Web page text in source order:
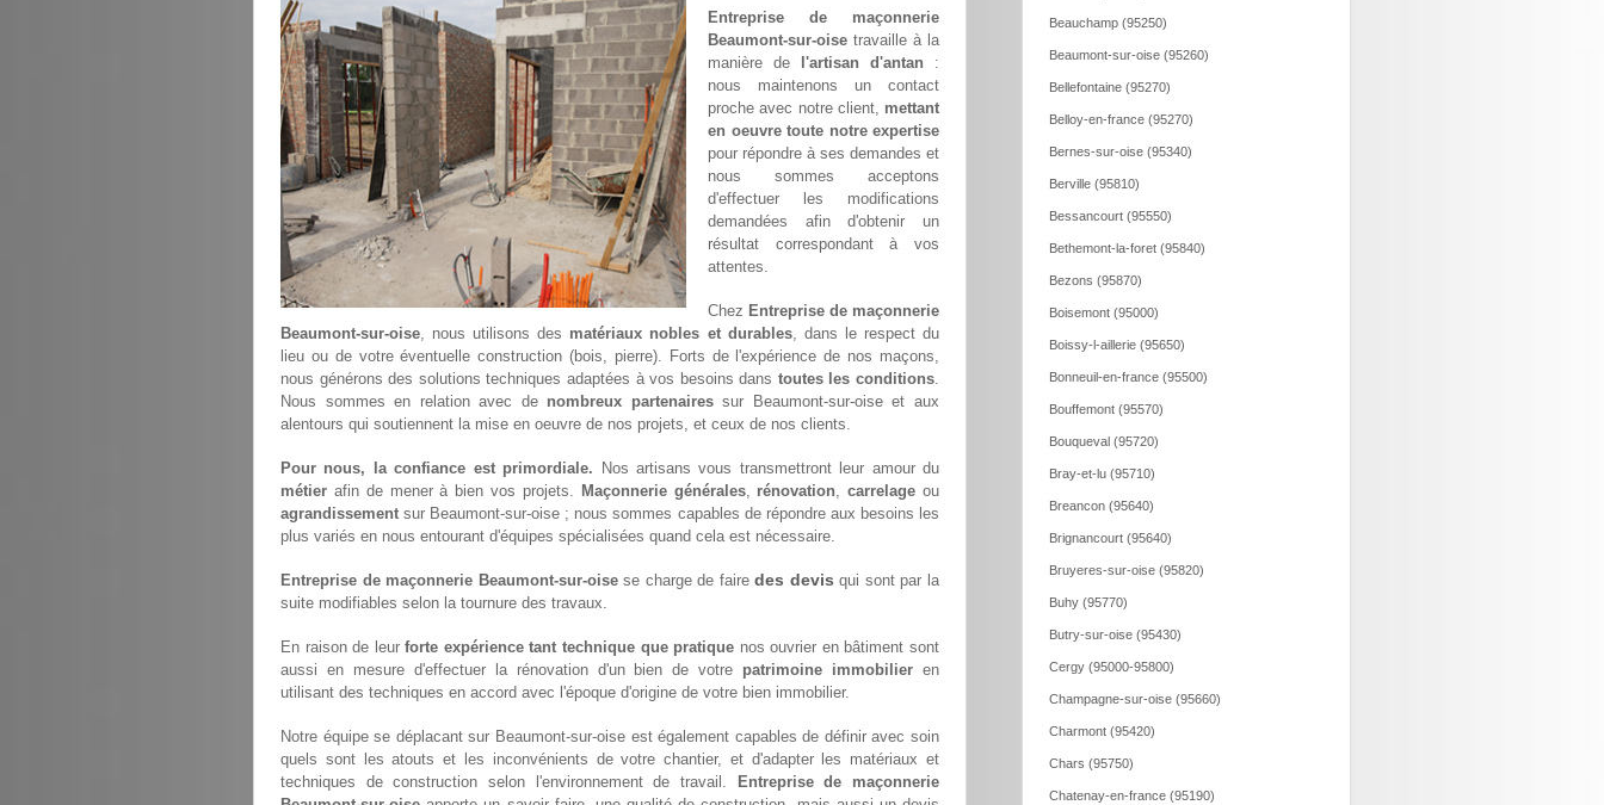
Entreprise de maçonnerie
Beaumont-sur-oise travaille à la
manière de
l'artisan d'antan :
nous maintenons un contact
proche avec notre client, mettant
en oeuvre toute notre expertise
pour répondre à ses demandes et
nous sommes acceptons
d'effectuer les modifications
demandées afin d'obtenir un
résultat correspondant à vos
attentes.
Chez Entreprise de maçonnerie
Beaumont-sur-oise, nous utilisons des matériaux nobles et durables, dans le respect du
lieu ou de votre éventuelle construction (bois, pierre). Forts de l'expérience de nos maçons,
nous générons des solutions techniques adaptées à vos besoins dans toutes les conditions.
Nous sommes en relation avec de nombreux partenairessur Beaumont-sur-oise et aux
alentours qui soutiennent la mise en oeuvre de nos projets, et ceux de nos clients.
Pour nous, la confiance est primordiale. Nos artisans vous transmettront leur amour du
métier afin de mener à bien vos projets. Maçonnerie générales, rénovation,carrelage ou
agrandissement sur Beaumont-sur-oise ; nous sommes capables de répondre aux besoins les
plus variés en nous entourant d'équipes spécialisées quand cela est nécessaire.
Entreprise de maçonnerie Beaumont-sur-oisese charge de fairedes devis qui sont par la
suite modifiables selon la tournure des travaux.
En raison de leurforte expérience tant technique que pratique nos ouvrier en bâtiment sont
aussi en mesure d'effectuer la rénovation d'un bien de votre patrimoine immobilier en
utilisant des techniques en accord avec l'époque d'origine de votre bien immobilier.
Notre équipe se déplacant sur Beaumont-sur-oise est également capables de définir avec soin
quels sont les atouts et les inconvénients de votre chantier, et d'adapter les matériaux et
techniques de construction selon l'environnement de travail.
Entreprise de maçonnerie
Beauchamp (95250)
Beaumont-sur-oise (95260)
Bellefontaine (95270)
Belloy-en-france (95270)
Bernes-sur-oise (95340)
Berville (95810)
Bessancourt (95550)
Bethemont-la-foret (95840)
Bezons (95870)
Boisemont (95000)
Boissy-l-aillerie (95650)
Bonneuil-en-france (95500)
Bouffemont (95570)
Bouqueval (95720)
Bray-et-lu (95710)
Breancon (95640)
Brignancourt (95640)
Bruyeres-sur-oise (95820)
Buhy (95770)
Butry-sur-oise (95430)
Cergy (95000-95800)
Champagne-sur-oise (95660)
Charmont (95420)
Chars (95750)
Chatenay-en-france (95190)